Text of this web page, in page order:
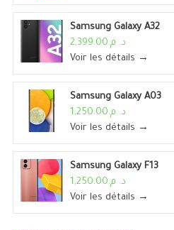
Samsung Galaxy A32
د. م.2,399.00
Voir les détails →
Samsung Galaxy A03
د. م.1,250.00
Voir les détails →
Samsung Galaxy F13
د. م.1,250.00
Voir les détails →